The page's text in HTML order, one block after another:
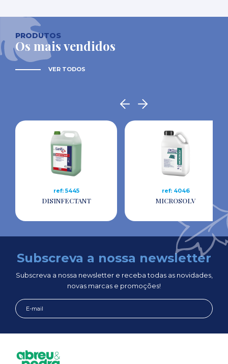
PRODUTOS
Os mais vendidos
VER TODOS
ref: 5445
DISINFECTANT
ref: 4046
MICROSOLV
Subscreva a nossa newsletter
Subscreva a nossa newsletter e receba todas as novidades,
novas marcas e promoções!